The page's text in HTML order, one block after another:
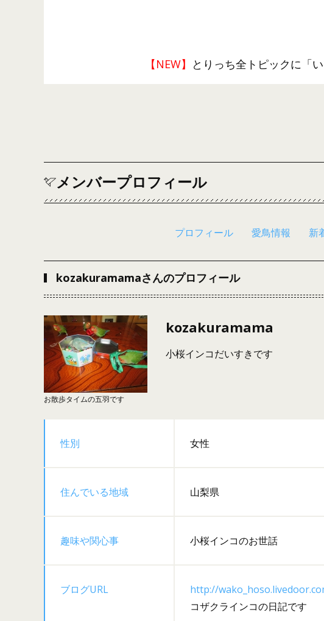
【NEW】 とりっち全トピックに「
メンバープロフィール
プロフィール 愛鳥情報 新
kozakuramamaさんのプロフィール
お散歩タイムの五羽です
kozakuramama
小桜インコだいすきです
性別 女性
住んでいる地域 山梨県
趣味や関心事 小桜インコのお世話
ブログURL
http://
コザクラインコの日記です